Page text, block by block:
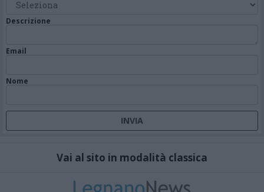
Descrizione
Email
Nome
Vai al sito in modalità classica